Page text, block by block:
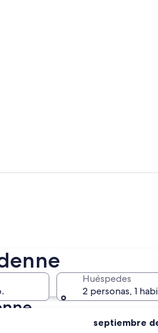
septiembre
Huéspedes
2 personas, 1
Mostrar